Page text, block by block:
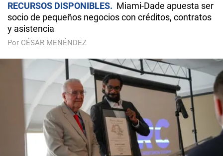
RECURSOS DISPONIBLES
Miami-Dade apuesta ser
socio de pequeños negocios con créditos, contratos
y asistencia
Por CÉSAR MENÉNDEZ